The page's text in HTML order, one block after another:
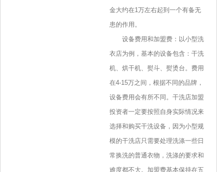
金大约在1万左右起到一个有备无
患的作用。
设备费用和加盟费：以小型洗
衣店为例，基本的设备包含：干洗
机、烘干机、熨斗、熨烫台。费用
在4-15万之间，根据不同的品牌，
设备费用会有所不同。干洗店加盟
投资者一定要按照自身实际情况来
选择和购买干洗设备，因为小型规
模的干洗店只需要处理洗涤一些日
常换洗的普通衣物，洗涤的要求和
难度都不大。加盟费基本保持在五